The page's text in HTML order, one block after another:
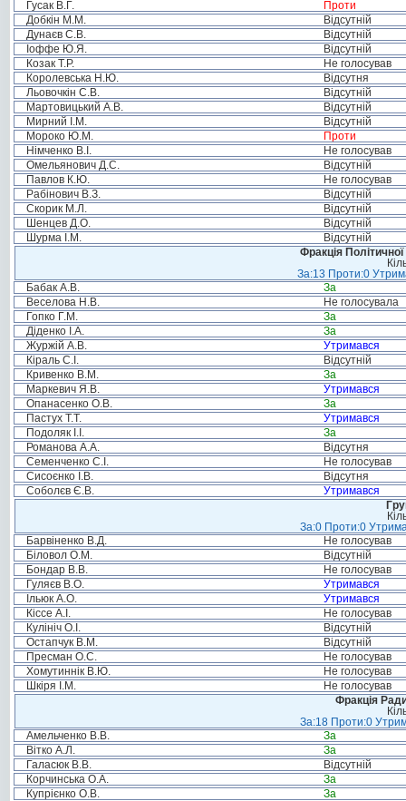
Гусак В.Г.
Проти
Добкін М.М.
Відсутній
Дунаєв С.В.
Відсутній
Іоффе Ю.Я.
Відсутній
Козак Т.Р.
Не голосував
Королевська Н.Ю.
Відсутня
Льовочкін С.В.
Відсутній
Мартовицький А.В.
Відсутній
Мирний І.М.
Відсутній
Мороко Ю.М.
Проти
Німченко В.І.
Не голосував
Омельянович Д.С.
Відсутній
Павлов К.Ю.
Не голосував
Рабінович В.З.
Відсутній
Скорик М.Л.
Відсутній
Шенцев Д.О.
Відсутній
Шурма І.М.
Відсутній
Фракція
За:13 Проти:0
Бабак А.В.
За
Веселова Н.В.
Не голосувала
Гопко Г.М.
За
Діденко І.А.
За
Журжій А.В.
Утримався
Кіраль С.І.
Відсутній
Кривенко В.М.
За
Маркевич Я.В.
Утримався
Опанасенко О.В.
За
Пастух Т.Т.
Утримався
Подоляк І.І.
За
Романова А.А.
Відсутня
Семенченко С.І.
Не голосував
Сисоєнко І.В.
Відсутня
Соболєв Є.В.
Утримався
За:0 Проти:0
Барвіненко В.Д.
Не голосував
Біловол О.М.
Відсутній
Бондар В.В.
Не голосував
Гуляєв В.О.
Утримався
Ільюк А.О.
Утримався
Кіссе А.І.
Не голосував
Кулініч О.І.
Відсутній
Остапчук В.М.
Відсутній
Пресман О.С.
Не голосував
Хомутиннік В.Ю.
Не голосував
Шкіря І.М.
Не голосував
Фракція
За:18 Проти:0
Амельченко В.В.
За
Вітко А.Л.
За
Галасюк В.В.
Відсутній
Корчинська О.А.
За
Купрієнко О.В.
За